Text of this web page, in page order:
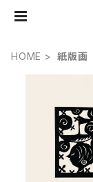
HOME 紙版画